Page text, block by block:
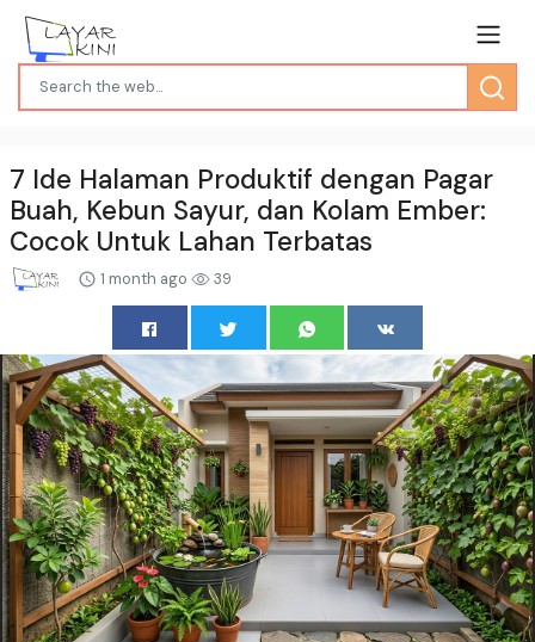
7 Ide Halaman Produktif dengan Pagar
Buah, Kebun Sayur, dan Kolam Ember:
Cocok Untuk Lahan Terbatas
1 month ago 39